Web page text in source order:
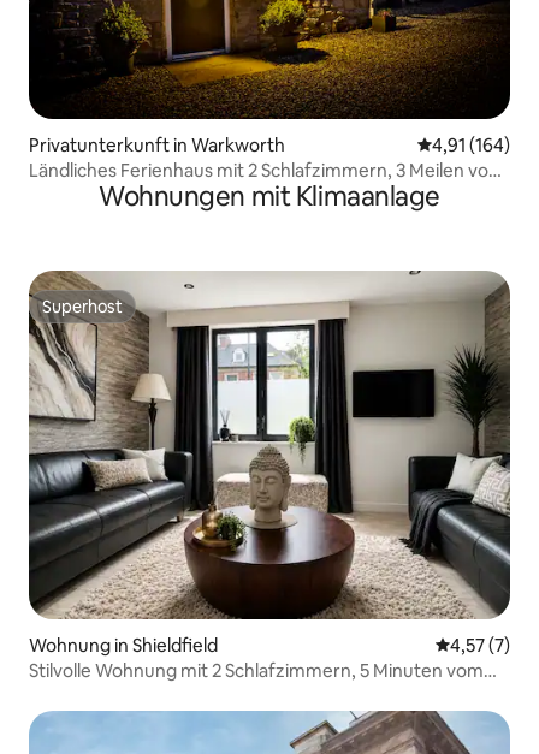
Privatunterkunft in Warkworth
4,91 (164)
Ländliches Ferienhaus mit 2 Schlafzimmern, 3 Meilen von
der Küste entfernt
Wohnungen mit Klimaanlage
Superhost
Superhost
Wohnung in Shieldfield
4,57 (7)
Stilvolle Wohnung mit 2 Schlafzimmern, 5 Minuten vom